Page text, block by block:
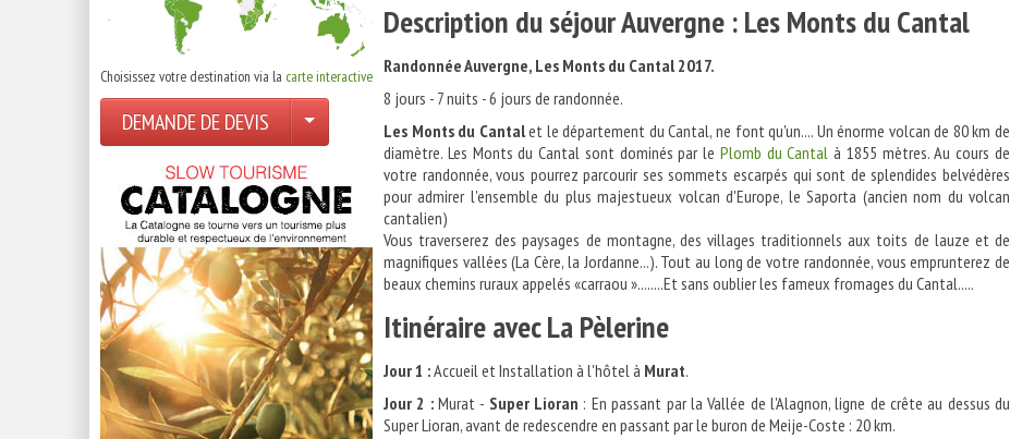
Choisissez votre destination via la carte interactive
DEMANDE DE DEVIS
Description du séjour Auvergne : Les Monts du Cantal
Randonnée Auvergne, Les Monts du Cantal 2017.
8 jours - 7 nuits - 6 jours de randonnée.
Les Monts du Cantalet le département du Cantal, ne font qu'un.... Un énorme volcan de 80 km de
diamètre. Les Monts du Cantal sont dominés par le Plomb du Cantal à 1855 mètres. Au cours de
votre randonnée, vous pourrez parcourir ses sommets escarpés qui sont de splendides belvédères
pour admirer l'ensemble du plus majestueux volcan d'Europe, le Saporta (ancien nom du volcan
cantalien)
Vous traverserez des paysages de montagne, des villages traditionnels aux toits de lauze et de
magnifiques vallées (La Cère, la Jordanne...). Tout au long de votre randonnée, vous emprunterez de
beaux chemins ruraux appelés «carraou »........Et sans oublier les fameux fromages du Cantal.....
Itinéraire avec La Pèlerine
Jour 1 :Accueil et Installation à l'hôtel à Murat.
Jour 2 :Murat - Super Lioran : En passant par la Vallée de l'Alagnon, ligne de crête au dessus du
Super Lioran, avant de redescendre en passant par le buron de Meije-Coste : 20 km.